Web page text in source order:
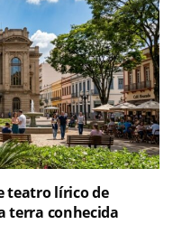
teatro lírico de
terra conhecida